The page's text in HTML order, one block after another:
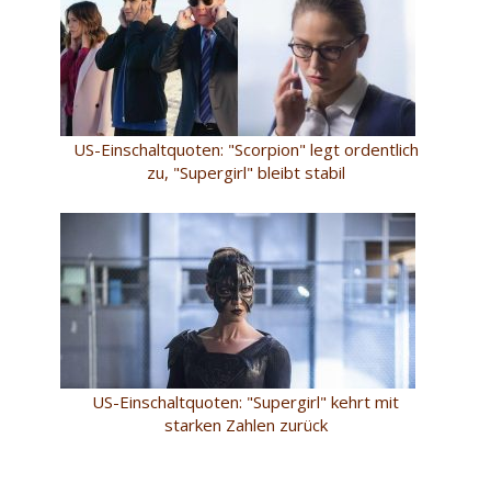
US-Einschaltquoten: "Scorpion" legt ordentlich
zu, "Supergirl" bleibt stabil
US-Einschaltquoten: "Supergirl" kehrt mit
starken Zahlen zurück